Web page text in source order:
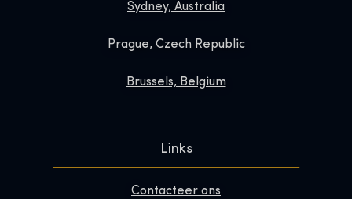
Sydney, Australia
Prague, Czech Republic
Brussels, Belgium
Links
Contacteer ons